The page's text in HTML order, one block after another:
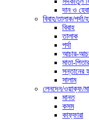
দান ও হেবা
বিবাহ/তালাক/
বিবাহ
তালাক
পর্দা
আচার-
মাতা-
সন্তানের
সালাম
লেনদেন/ওয়াক্ফ/
মানত
কসম
কাফ্ফারা